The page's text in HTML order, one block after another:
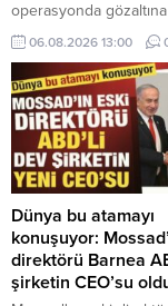
operasyonda gözaltına
şüpheliden 7’si
kontrol şartıyla, 1'i
serbest bırakıldı.
06.08.2026 13:00
Dünya bu atamayı
konuşuyor:
direktörü Barnea
şirketin CEO’su